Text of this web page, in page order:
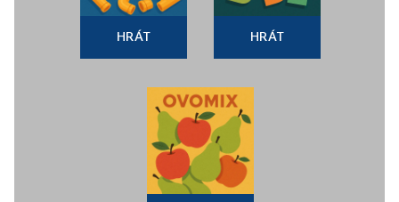
HRÁT HRÁT